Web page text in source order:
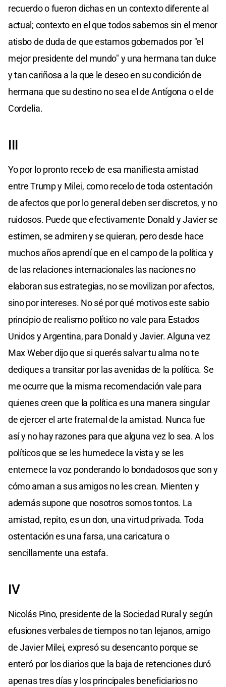
recuerdo o fueron dichas en un contexto diferente al
actual; contexto en el que todos sabemos sin el menor
atisbo de duda de que estamos gobernados por "el
mejor presidente del mundo" y una hermana tan dulce
y tan cariñosa a la que le deseo en su condición de
hermana que su destino no sea el de Antígona o el de
Cordelia.
III
Yo por lo pronto recelo de esa manifiesta amistad
entre Trump y Milei, como recelo de toda ostentación
de afectos que por lo general deben ser discretos, y no
ruidosos. Puede que efectivamente Donald y Javier se
estimen, se admiren y se quieran, pero desde hace
muchos años aprendí que en el campo de la política y
de las relaciones internacionales las naciones no
elaboran sus estrategias, no se movilizan por afectos,
sino por intereses. No sé por qué motivos este sabio
principio de realismo político no vale para Estados
Unidos y Argentina, para Donald y Javier. Alguna vez
Max Weber dijo que si querés salvar tu alma no te
dediques a transitar por las avenidas de la política. Se
me ocurre que la misma recomendación vale para
quienes creen que la política es una manera singular
de ejercer el arte fraternal de la amistad. Nunca fue
así y no hay razones para que alguna vez lo sea. A los
políticos que se les humedece la vista y se les
enternece la voz ponderando lo bondadosos que son y
cómo aman a sus amigos no les crean. Mienten y
además supone que nosotros somos tontos. La
amistad, repito, es un don, una virtud privada. Toda
ostentación es una farsa, una caricatura o
sencillamente una estafa.
IV
Nicolás Pino, presidente de la Sociedad Rural y según
efusiones verbales de tiempos no tan lejanos, amigo
de Javier Milei, expresó su desencanto porque se
enteró por los diarios que la baja de retenciones duró
apenas tres días y los principales beneficiarios no